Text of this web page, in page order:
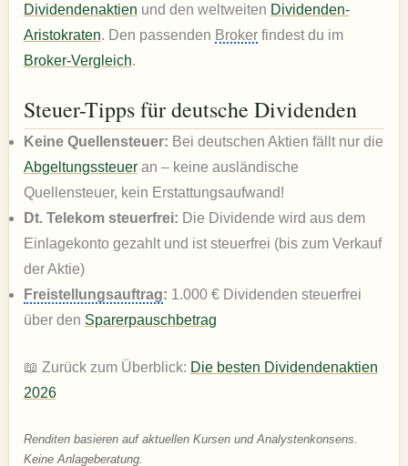
Dividendenaktien und den weltweiten Dividenden-
Aristokraten. Den passenden Brokerfindest du im
Broker-Vergleich.
Steuer-Tipps für deutsche Dividenden
Keine Quellensteuer: Bei deutschen Aktien fällt nur die
Abgeltungssteueran – keine ausländische
Quellensteuer, kein Erstattungsaufwand!
Dt. Telekom steuerfrei: Die Dividende wird aus dem
Einlagekonto gezahlt und ist steuerfrei (bis zum Verkauf
der Aktie)
Freistellungsauftrag: 1.000 € Dividenden steuerfrei
über den Sparerpauschbetrag
📖 Zurück zum Überblick: Die besten Dividendenaktien
2026
Renditen basieren auf aktuellen Kursen und Analystenkonsens.
Keine Anlageberatung.